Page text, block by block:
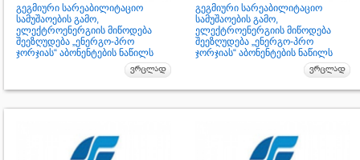
გეგმიური სარეაბილიტაციო
სამუშაოების გამო,
ელექტროენერგიის მიწოდება
შეეზღუდება „ენერგო-პრო
ჯორჯიას“ აბონენტების ნაწილს
გეგმიური სარეაბილიტაციო
სამუშაოების გამო,
ელექტროენერგიის მიწოდება
შეეზღუდება „ენერგო-პრო
ჯორჯიას“ აბონენტების ნაწილს